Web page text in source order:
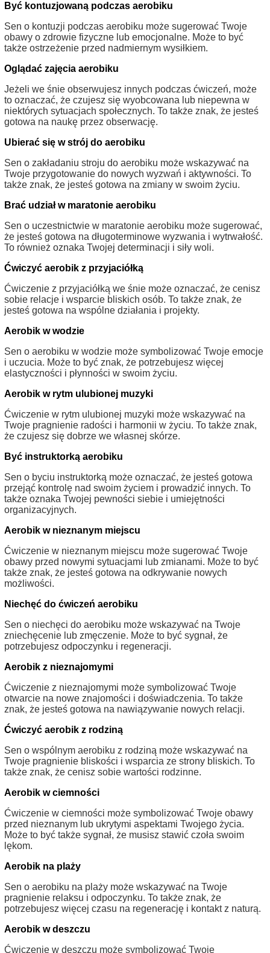
Być kontuzjowaną podczas aerobiku
Sen o kontuzji podczas aerobiku może sugerować Twoje
obawy o zdrowie fizyczne lub emocjonalne. Może to być
także ostrzeżenie przed nadmiernym wysiłkiem.
Oglądać zajęcia aerobiku
Jeżeli we śnie obserwujesz innych podczas ćwiczeń, może
to oznaczać, że czujesz się wyobcowana lub niepewna w
niektórych sytuacjach społecznych. To także znak, że jesteś
gotowa na naukę przez obserwację.
Ubierać się w strój do aerobiku
Sen o zakładaniu stroju do aerobiku może wskazywać na
Twoje przygotowanie do nowych wyzwań i aktywności. To
także znak, że jesteś gotowa na zmiany w swoim życiu.
Brać udział w maratonie aerobiku
Sen o uczestnictwie w maratonie aerobiku może sugerować,
że jesteś gotowa na długoterminowe wyzwania i wytrwałość.
To również oznaka Twojej determinacji i siły woli.
Ćwiczyć aerobik z przyjaciółką
Ćwiczenie z przyjaciółką we śnie może oznaczać, że cenisz
sobie relacje i wsparcie bliskich osób. To także znak, że
jesteś gotowa na wspólne działania i projekty.
Aerobik w wodzie
Sen o aerobiku w wodzie może symbolizować Twoje emocje
i uczucia. Może to być znak, że potrzebujesz więcej
elastyczności i płynności w swoim życiu.
Aerobik w rytm ulubionej muzyki
Ćwiczenie w rytm ulubionej muzyki może wskazywać na
Twoje pragnienie radości i harmonii w życiu. To także znak,
że czujesz się dobrze we własnej skórze.
Być instruktorką aerobiku
Sen o byciu instruktorką może oznaczać, że jesteś gotowa
przejąć kontrolę nad swoim życiem i prowadzić innych. To
także oznaka Twojej pewności siebie i umiejętności
organizacyjnych.
Aerobik w nieznanym miejscu
Ćwiczenie w nieznanym miejscu może sugerować Twoje
obawy przed nowymi sytuacjami lub zmianami. Może to być
także znak, że jesteś gotowa na odkrywanie nowych
możliwości.
Niechęć do ćwiczeń aerobiku
Sen o niechęci do aerobiku może wskazywać na Twoje
zniechęcenie lub zmęczenie. Może to być sygnał, że
potrzebujesz odpoczynku i regeneracji.
Aerobik z nieznajomymi
Ćwiczenie z nieznajomymi może symbolizować Twoje
otwarcie na nowe znajomości i doświadczenia. To także
znak, że jesteś gotowa na nawiązywanie nowych relacji.
Ćwiczyć aerobik z rodziną
Sen o wspólnym aerobiku z rodziną może wskazywać na
Twoje pragnienie bliskości i wsparcia ze strony bliskich. To
także znak, że cenisz sobie wartości rodzinne.
Aerobik w ciemności
Ćwiczenie w ciemności może symbolizować Twoje obawy
przed nieznanym lub ukrytymi aspektami Twojego życia.
Może to być także sygnał, że musisz stawić czoła swoim
lękom.
Aerobik na plaży
Sen o aerobiku na plaży może wskazywać na Twoje
pragnienie relaksu i odpoczynku. To także znak, że
potrzebujesz więcej czasu na regenerację i kontakt z naturą.
Aerobik w deszczu
Ćwiczenie w deszczu może symbolizować Twoje